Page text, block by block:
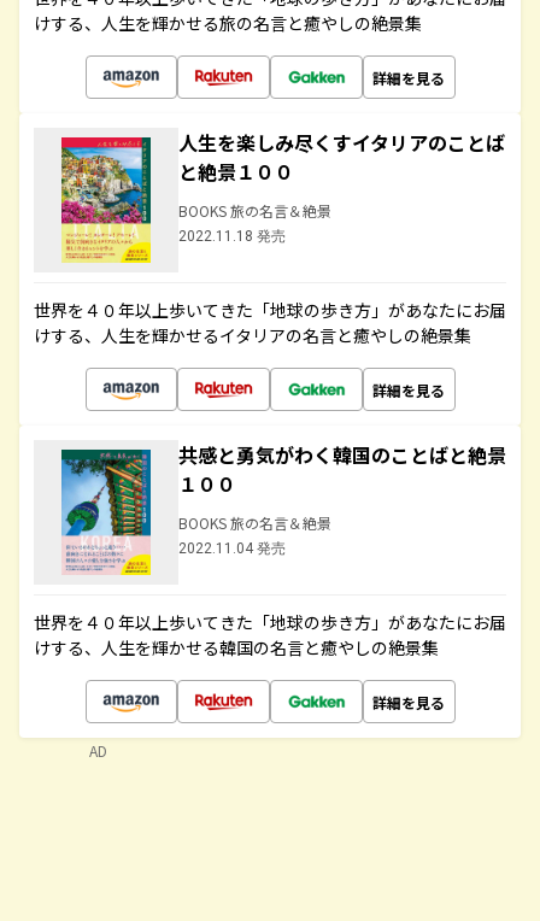
けする、人生を輝かせる旅の名言と癒やしの絶景集
詳細を見る
人生を楽しみ尽くすイタリアのことば
と絶景１００
BOOKS 旅の名言＆絶景
2022.11.18 発売
世界を４０年以上歩いてきた「地球の歩き方」があなたにお届
けする、人生を輝かせるイタリアの名言と癒やしの絶景集
詳細を見る
共感と勇気がわく韓国のことばと絶景
１００
BOOKS 旅の名言＆絶景
2022.11.04 発売
世界を４０年以上歩いてきた「地球の歩き方」があなたにお届
けする、人生を輝かせる韓国の名言と癒やしの絶景集
詳細を見る
AD